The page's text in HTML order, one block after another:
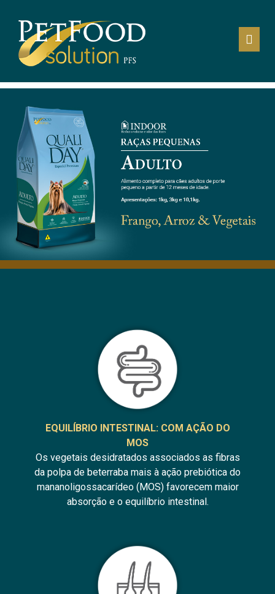
EQUILÍBRIO INTESTINAL: COM AÇÃO DO
MOS
Os vegetais desidratados associados as fibras
da polpa de beterraba mais à ação prebiótica do
mananoligossacarídeo (MOS) favorecem maior
absorção e o equilíbrio intestinal.